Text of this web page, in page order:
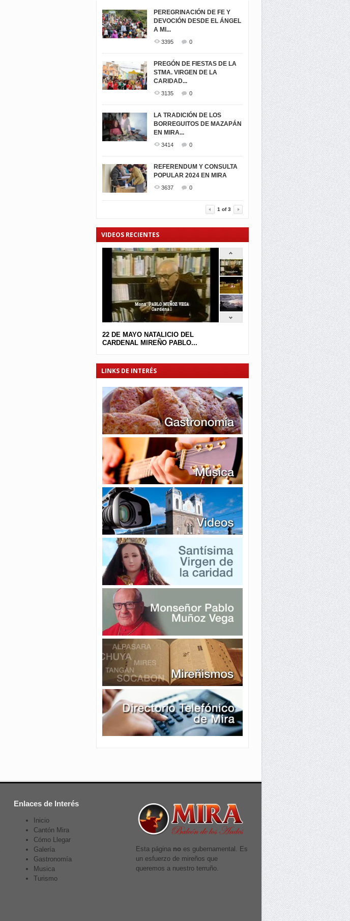
PEREGRINACIÓN DE FE Y
DEVOCIÓN DESDE EL ÁNGEL
A MI...
3395 0
PREGÓN DE FIESTAS DE LA
STMA. VIRGEN DE LA
CARIDAD...
3135 0
LA TRADICIÓN DE LOS
BORREGUITOS DE MAZAPÁN
EN MIRA...
3414 0
REFERENDUM Y CONSULTA
POPULAR 2024 EN MIRA
3637 0
1 of3
VIDEOS RECIENTES
22 DE MAYO NATALICIO DEL
CARDENAL MIREÑO PABLO...
LINKS DE INTERÉS
Enlaces de Interés
Inicio
Cantón Mira
Cómo Llegar
Galería
Gastronomía
Musica
Turismo
Esta página no es gubernamental. Es
un esfuerzo de mireños que
queremos a nuestro terruño.